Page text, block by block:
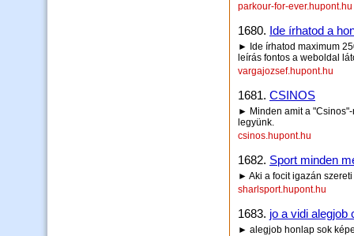
parkour-for-ever.hupont.hu
1680. Ide írhatod a
► Ide írhatod maximum
leírás fontos a weboldal
vargajozsef.hupont.hu
1681. CSINOS
► Minden amit a
legyünk.
csinos.hupont.hu
1682. Sport minden
► Aki a focit igazán
sharlsport.hupont.hu
1683. jo a vidi
► alegjob honlap sok